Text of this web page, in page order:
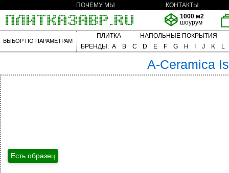
ПОЧЕМУ МЫ
КОНТАКТЫ
1000 м2
шоурум
ВЫБОР ПО ПАРАМЕТРАМ
ПЛИТКА
НАПОЛЬНЫЕ ПОКРЫТИЯ
БРЕНДЫ: A B C D E F G H J K L
A-Ceramica
Есть образец